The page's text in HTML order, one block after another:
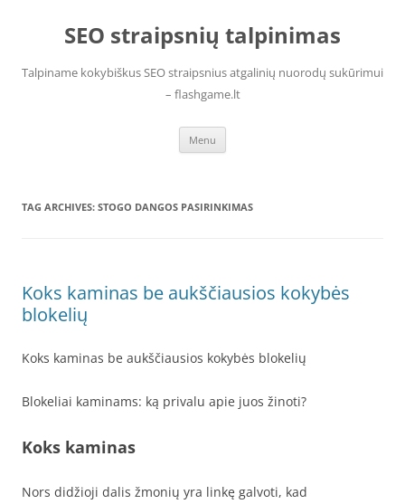
contentSEO straipsnių talpinimas
Talpiname kokybiškus SEO straipsnius atgalinių nuorodų sukūrimui
– flashgame.lt
Menu
TAG ARCHIVES: STOGO DANGOS PASIRINKIMAS
Koks kaminas be aukščiausios kokybės
blokelių
Koks kaminas be aukščiausios kokybės blokelių
Blokeliai kaminams: ką privalu apie juos žinoti?
Koks kaminas
Nors didžioji dalis žmonių yra linkę galvoti, kad